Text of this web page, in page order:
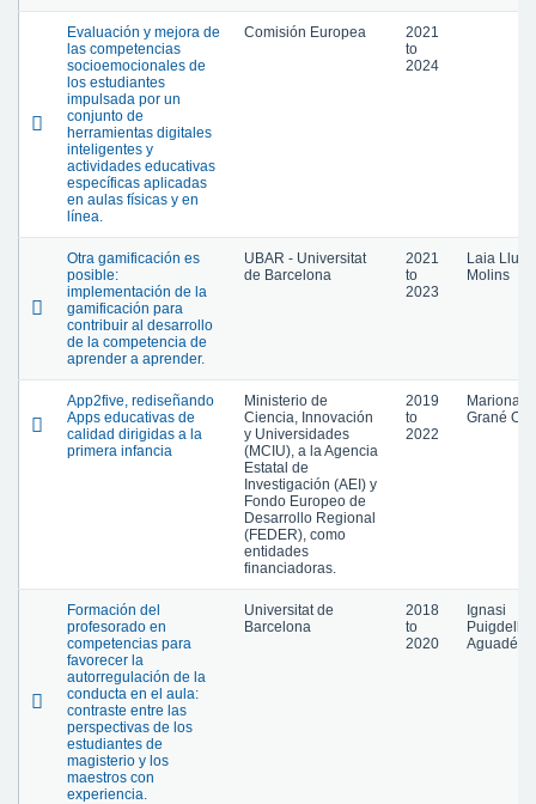
Evaluación y mejora de
las competencias
socioemocionales de
los estudiantes
impulsada por un
conjunto de
herramientas digitales
inteligentes y
actividades educativas
específicas aplicadas
en aulas físicas y en
línea.
Comisión Europea
2021
to
2024
Otra gamificación es
posible:
implementación de la
gamificación para
contribuir al desarrollo
de la competencia de
aprender a aprender.
UBAR - Universitat
de Barcelona
2021
to
2023
Laia Lluch
Molins
App2five, rediseñando
Apps educativas de
calidad dirigidas a la
primera infancia
Ministerio de
Ciencia, Innovación
y Universidades
(MCIU), a la Agencia
Estatal de
Investigación (AEI) y
Fondo Europeo de
Desarrollo Regional
(FEDER), como
entidades
financiadoras.
2019
to
2022
Mariona
Grané Oró
Formación del
profesorado en
competencias para
favorecer la
autorregulación de la
conducta en el aula:
contraste entre las
perspectivas de los
estudiantes de
magisterio y los
maestros con
experiencia.
Universitat de
Barcelona
2018
to
2020
Ignasi
Aguadé